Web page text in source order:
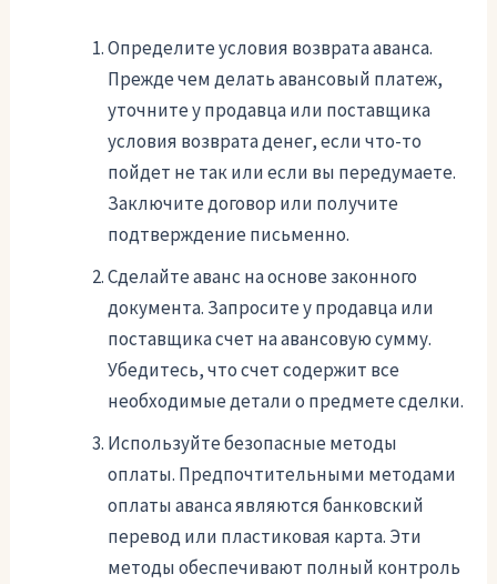
Определите условия возврата аванса.
Прежде чем делать авансовый платеж,
уточните у продавца или поставщика
условия возврата денег, если что-то
пойдет не так или если вы передумаете.
Заключите договор или получите
подтверждение письменно.
Сделайте аванс на основе законного
документа. Запросите у продавца или
поставщика счет на авансовую сумму.
Убедитесь, что счет содержит все
необходимые детали о предмете сделки.
Используйте безопасные методы
оплаты. Предпочтительными методами
оплаты аванса являются банковский
перевод или пластиковая карта. Эти
методы обеспечивают полный контроль